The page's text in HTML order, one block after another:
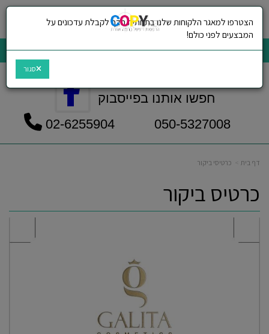
CopyNet הדפסות דיגיטל ברמה אחרת
חפשו אותנו בפייסבוק
דף בית כרטיסי ביקור
כרטיס ביקור
הצטרפו למאגר הלקוחות שלנו בתחתית הדף לקבלת עדכונים על
המבצעים לפני כולם!
סגור